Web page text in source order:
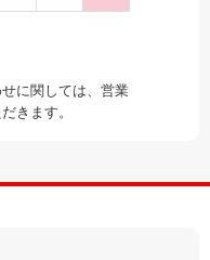
に関しては、営業
きます。